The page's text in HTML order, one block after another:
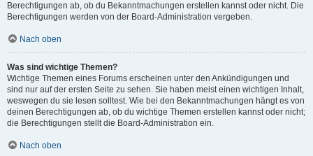
Berechtigungen ab, ob du Bekanntmachungen erstellen kannst oder nicht. Die
Berechtigungen werden von der Board-Administration vergeben.
Nach oben
Was sind wichtige Themen?
Wichtige Themen eines Forums erscheinen unter den Ankündigungen und
sind nur auf der ersten Seite zu sehen. Sie haben meist einen wichtigen Inhalt,
weswegen du sie lesen solltest. Wie bei den Bekanntmachungen hängt es von
deinen Berechtigungen ab, ob du wichtige Themen erstellen kannst oder nicht;
die Berechtigungen stellt die Board-Administration ein.
Nach oben